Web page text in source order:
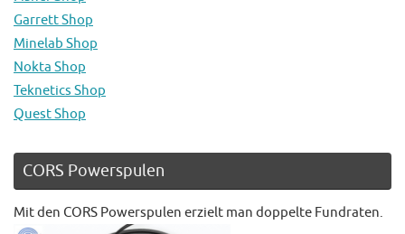
Garrett Shop
Minelab Shop
Nokta Shop
Teknetics Shop
Quest Shop
CORS Powerspulen
Mit den CORS Powerspulen erzielt man doppelte Fundraten.